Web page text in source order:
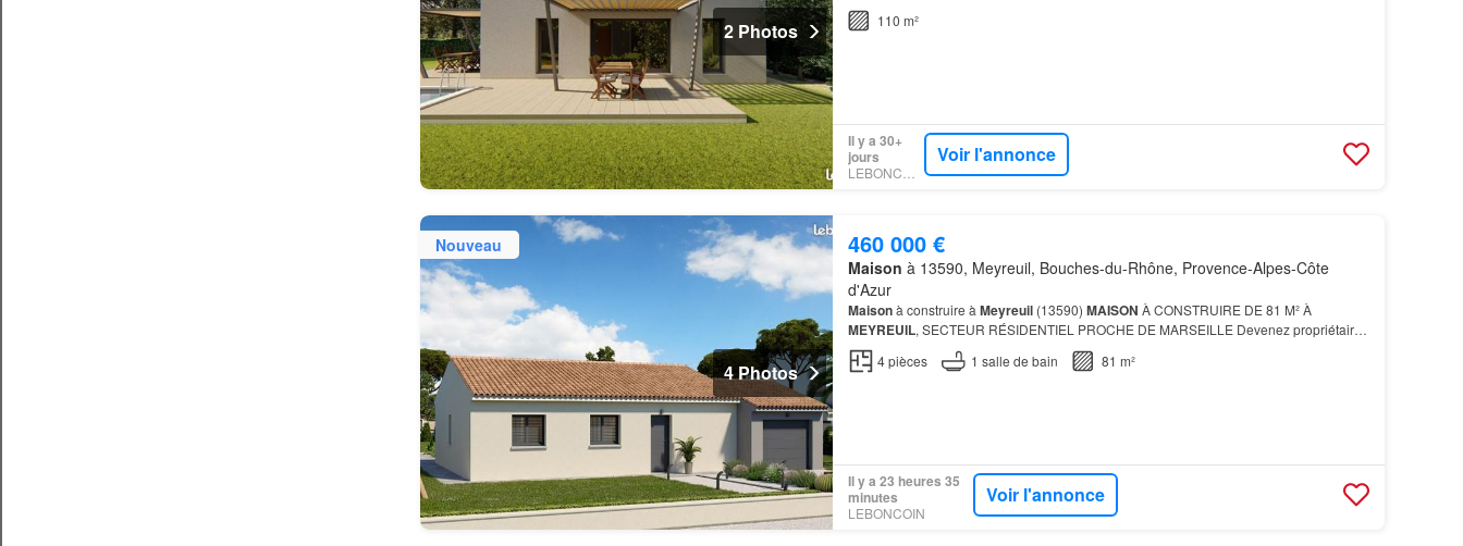
2 Photos
110 m²
Il y a 30+
jours
Voir l'annonce
Nouveau
4 Photos
460 000 €
Maison à 13590, Meyreuil, Bouches-du-Rhône, Provence-Alpes-Côte
d'Azur
Maisonà construire à Meyreuil(13590) MAISON À CONSTRUIRE DE 81 M² À
MEYREUIL, SECTEUR RÉSIDENTIEL PROCHE DE MARSEILLE Devenez propriétaire
d'une
ENVIRONNEMENT Située à
maison…
4pièces 1 salle de bain 81 m²
Il y a 23 heures 35
minutes
LEBONCOIN
Voir l'annonce